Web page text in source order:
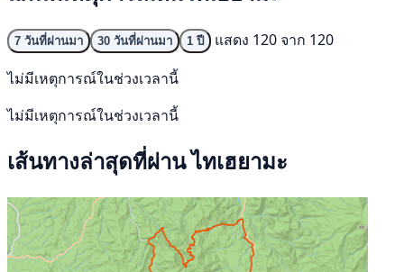
7 วันที่ผ่านมา 30 วันที่ผ่านมา 1 ปี
แสดง 120 จาก 120
ไม่มีเหตุการณ์ในช่วงเวลานี้
ไม่มีเหตุการณ์ในช่วงเวลานี้
เส้นทางล่าสุดที่ผ่าน ไทเฮยามะ